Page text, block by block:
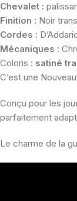
Chevalet :
Finition : Noir
Cordes :
Mécaniques :
Coloris : satiné
C’est une
Conçu pour les
parfaitement
Le charme de la